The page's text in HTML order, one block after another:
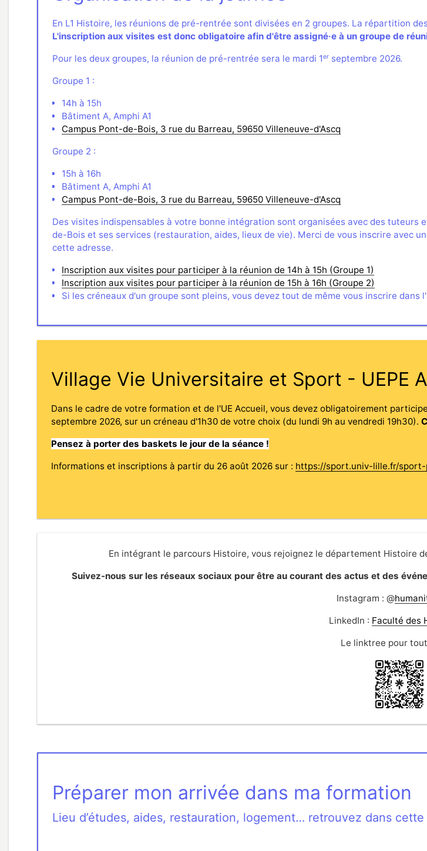
En L1 Histoire, les réunions de pré-rentrée sont divisées en 2 groupes. La répartition
L'inscription aux visites est donc obligatoire afin d'être assigné·e à un groupe de
Pour les deux groupes, la réunion de pré-rentrée sera le mardi 1er septembre 2026.
Groupe 1 :
14h à 15h
Bâtiment A, Amphi A1
Campus Pont-de-Bois, 3 rue du Barreau, 59650 Villeneuve-d'Ascq
Groupe 2 :
15h à 16h
Bâtiment A, Amphi A1
Campus Pont-de-Bois, 3 rue du Barreau, 59650 Villeneuve-d'Ascq
Des visites indispensables à votre bonne intégration sont organisées avec des
de-Bois et ses services (restauration, aides, lieux de vie). Merci de vous inscrire avec
cette adresse.
Inscription aux visites pour participer à la réunion de 14h à 15h (Groupe 1)
Inscription aux visites pour participer à la réunion de 15h à 16h (Groupe 2)
Si les créneaux d'un groupe sont pleins, vous devez tout de même vous inscrire dans
Village Vie Universitaire et Sport - UEPE
Dans le cadre de votre formation et de l'UE Accueil, vous devez obligatoirement
septembre 2026, sur un créneau d'1h30 de votre choix (du lundi 9h au vendredi 19h30).
Pensez à porter des baskets le jour de la séance !
Informations et inscriptions à partir du 26 août 2026 sur : https://sport.univ-lille.fr/
En intégrant le parcours Histoire, vous rejoignez le département Histoire
Suivez-nous sur les réseaux sociaux pour être au courant des actus et des
Instagram : @
LinkedIn : Faculté des
Le linktree pour
Préparer mon arrivée dans ma formation
Lieu d’études, aides, restauration, logement… retrouvez dans